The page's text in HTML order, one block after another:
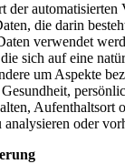
der automatisierten
die darin
verwendet
sich auf eine
um Aspekte
Aufenthaltsort
oder